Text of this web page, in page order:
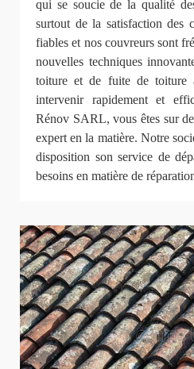
qui se soucie de la qualité
surtout de la satisfaction des
fiables et nos couvreurs sont
nouvelles techniques
toiture et de fuite de toiture
intervenir rapidement et
Rénov SARL, vous êtes sur
expert en la matière. Notre
disposition son service de
besoins en matière de